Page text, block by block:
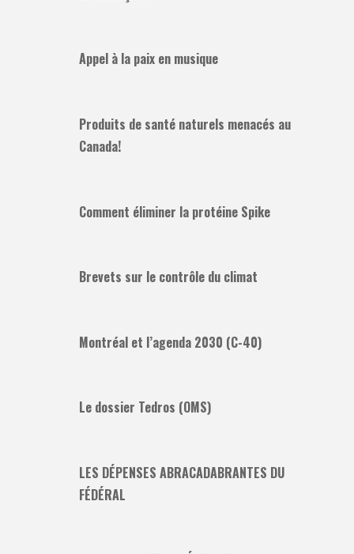
Appel à la paix en musique
Produits de santé naturels menacés au
Canada!
Comment éliminer la protéine Spike
Brevets sur le contrôle du climat
Montréal et l’agenda 2030 (C-40)
Le dossier Tedros (OMS)
LES DÉPENSES ABRACADABRANTES DU
FÉDÉRAL